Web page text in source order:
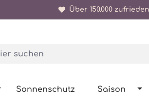
Über 150.000
Sonnenschutz Saison